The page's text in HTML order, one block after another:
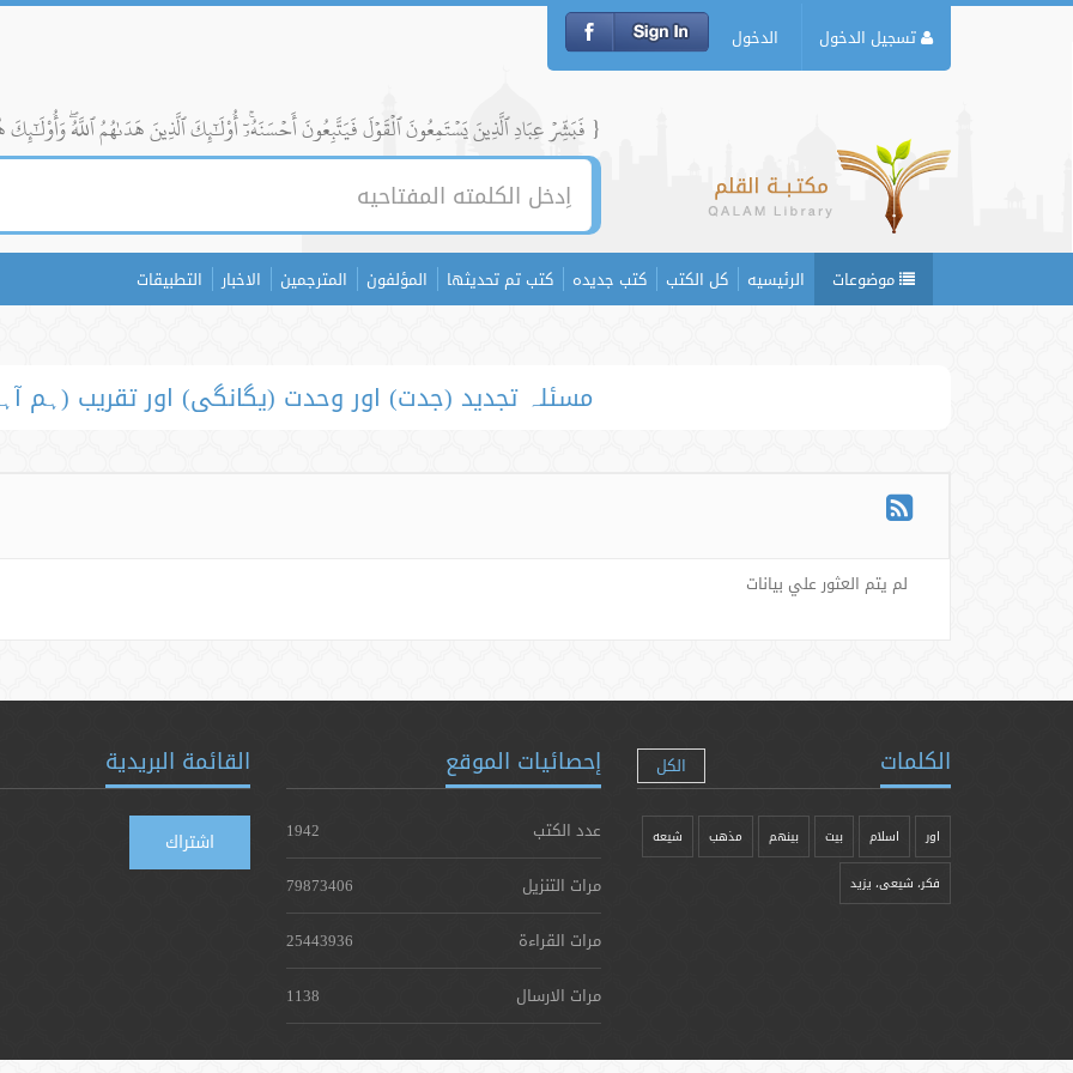
تسجيل الدخول الدخول
{ فَبَشِّرۡ عِبَادِ ٱلَّذِينَ يَسۡتَمِعُونَ ٱلۡقَوۡلَ فَيَتَّبِعُونَ أَحۡسَنَهُۥٓۚ أُوْلَٰٓئِكَ ٱلَّذِينَ هَدَىٰهُمُ ٱللَّهُۖ وَأُوْلَٰٓئِكَ
موضوعات الرئيسيه كل الكتب كتب جديده كتب تم تحديثها المؤلفون المترجمين الاخبار التطبيقات
مسئلہ تجدید (جدت) اور وحدت (یگانگی) اور تقریب (ہم
لم يتم العثور علي بيانات
الكلمات الكل
اور اسلام بیت بينهم مذهب شيعه
فکر، شیعی، یزيد
إحصائيات الموقع
عدد الكتب
1942
مرات التنزيل
79873406
مرات القراءة
25443936
مرات الارسال
1138
القائمة البريدية
اشتراك